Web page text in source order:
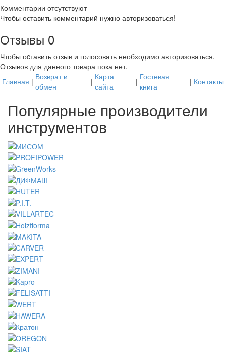
Комментарии отсутствуют
Чтобы оставить комментарий нужно авторизоваться!
Отзывы 0
Чтобы оcтавить отзыв и голосовать необходимо авторизоваться.
Отзывов для данного товара пока нет.
Главная | Возврат и
обмен
| Карта
сайта
| Гостевая
книга
| Контакты
Популярные производители
инструментов